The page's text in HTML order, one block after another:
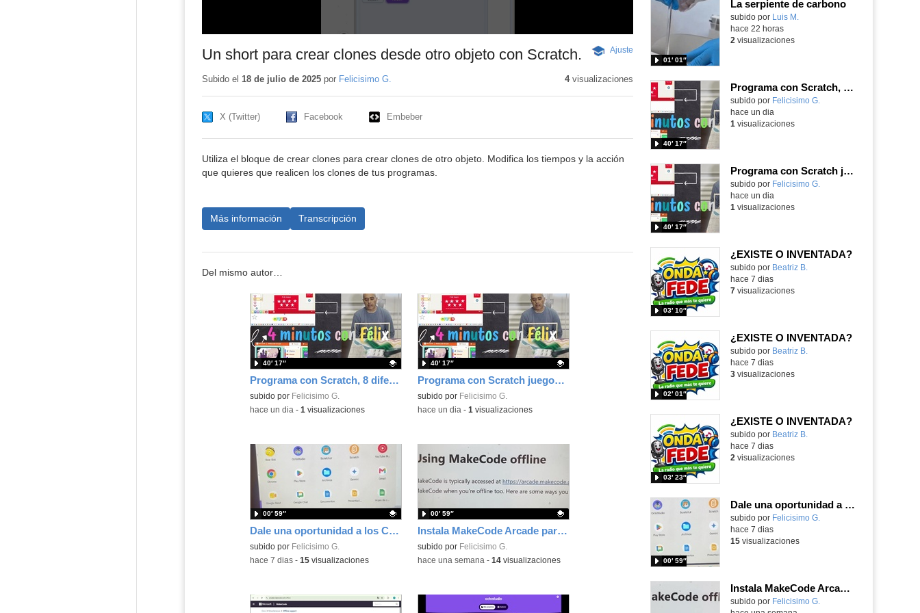
Un short para crear clones desde otro objeto con Scratch.
-
educativo
Ajuste
pantalla
Subido el 18 de julio de 2025por Felicisimo G. 4visualizaciones
X (Twitter) Facebook Embeber
Utiliza el bloque de crear clones para crear clones de otro objeto. Modifica los tiempos y la acción
que quieres que realicen los clones de tus programas.
Más información Transcripción
Del mismo autor…
Programa con Scratch, 8 diferentes juegos para vivir la emoción de los partidos de España en el mundial 2026
Contenido educativo.
subido por Felicisimo G.
40′ 17″
-hace un dia - 1 visualizaciones
Programa con Scratch juegos con los partidos del mundial 2026 ganados por España
Contenido educativo.
subido por Felicisimo G.
40′ 17″
-hace un dia - 1 visualizaciones
Dale una oportunidad a los Chromebooks y utiliza un proyector para realizar talleres si no tienes pantallas táctiles
Contenido educativo.
subido por Felicisimo G.
00′ 59″
-hace 7 dias- 15visualizaciones
Instala MakeCode Arcade para trabajar offline en tu tablet, ordenador, Chromebook
Contenido educativo.
subido por Felicisimo G.
00′ 59″
-hace una semana - 14visualizaciones
La serpiente de carbono
Contenido educativo.
subido por Luis M.
01′ 01″
hace 22 horas
2 visualizaciones
Programa con Scratch, 8 diferentes juegos para vivir la emoción de los partidos de España en el mundial 2026
Contenido educativo.
subido por Felicisimo G.
40′ 17″
hace un dia
1 visualizaciones
Programa con Scratch juegos con los partidos del mundial 2026 ganados por España
Contenido educativo.
subido por Felicisimo G.
40′ 17″
hace un dia
1 visualizaciones
¿EXISTE O INVENTADA?
Contenido educativo.
subido por Beatriz B.
03′ 10″
hace 7 dias
7visualizaciones
¿EXISTE O INVENTADA?
Contenido educativo.
subido por Beatriz B.
02′ 01″
hace 7 dias
3visualizaciones
¿EXISTE O INVENTADA?
Contenido educativo.
subido por Beatriz B.
03′ 23″
hace 7 dias
2 visualizaciones
Dale una oportunidad a los Chromebooks y utiliza un proyector para realizar talleres si no tienes pantallas táctiles
Contenido educativo.
subido por Felicisimo G.
00′ 59″
hace 7 dias
15visualizaciones
Instala MakeCode Arcade para trabajar offline en tu tablet, ordenador, Chromebook
Contenido educativo.
subido por Felicisimo G.